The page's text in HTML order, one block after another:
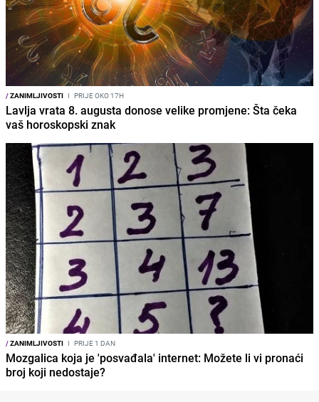
/ZANIMLJIVOSTI I PRIJE OKO 17H
Lavlja vrata 8. augusta donose velike promjene: Šta čeka
vaš horoskopski znak
/ZANIMLJIVOSTI I PRIJE 1 DAN
Mozgalica koja je 'posvađala' internet: Možete li vi pronaći
broj koji nedostaje?